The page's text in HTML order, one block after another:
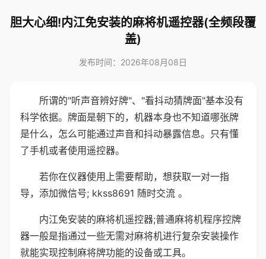
胆大心细!内江免安装的麻将机遥控器(全频段覆
盖)
发布时间：2026年08月08日
所谓的"听声音辨好牌"、"看抖动猜牌面"基本没有
科学依据。牌面是朝下的，机器本身也不知道哪张牌
是什么，怎么可能通过声音和抖动暴露信息。只有懂
了手机或者使用遥控器。
若你在仪器使用上需要帮助，想获取一对一指
导，添加微信号; kkss8691 随时交流 。
内江免安装的麻将机遥控器;普通麻将机程序控牌
器一般是指通过一些无需对麻将机进行复杂安装操作
就能实现控制麻将牌功能的设备或工具。